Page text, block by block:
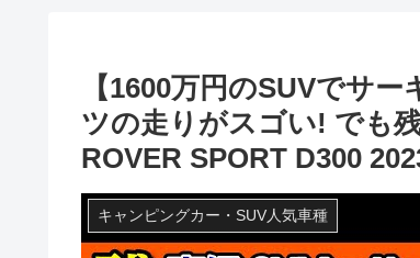
【1600万円のSUVでサ
ツの走りがスゴい! でも
ROVER SPORT D300
キャンピングカー・SUV人気車種